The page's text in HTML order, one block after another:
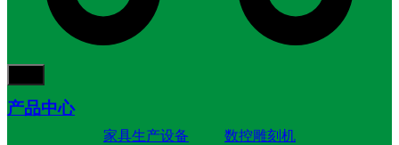
产品中心
家具生产设备 数控雕刻机